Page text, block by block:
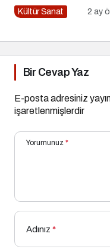
Kültür Sanat 2 ay
Bir Cevap Yaz
E-posta adresiniz
işaretlenmişlerdir
Yorumunuz *
Adınız *